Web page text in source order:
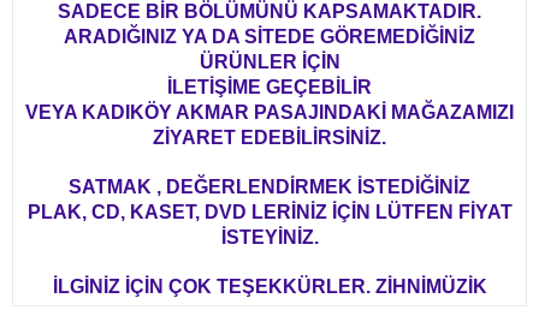
SADECE BİR BÖLÜMÜNÜ KAPSAMAKTADIR.
ARADIĞINIZ YA DA SİTEDE GÖREMEDİĞİNİZ
ÜRÜNLER İÇİN
İLETİŞİME GEÇEBİLİR
VEYA KADIKÖY AKMAR PASAJINDAKİ MAĞAZAMIZI
ZİYARET EDEBİLİRSİNİZ.
SATMAK , DEĞERLENDİRMEK İSTEDİĞİNİZ
PLAK, CD, KASET, DVD LERİNİZ İÇİN LÜTFEN FİYAT
İSTEYİNİZ.
İLGİNİZ İÇİN ÇOK TEŞEKKÜRLER. ZİHNİMÜZİK